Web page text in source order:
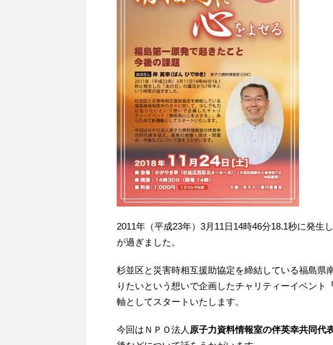
2011年（平成23年）3月11日14時46分18.1秒に発生
が過ぎました。
杉並区と災害時相互援助協定を締結している福島県
りたいという想いで企画したチャリティーイベント
軸としてスタートいたします。
今回はＮＰＯ法人 原子力資料情報室の伴英幸共同代